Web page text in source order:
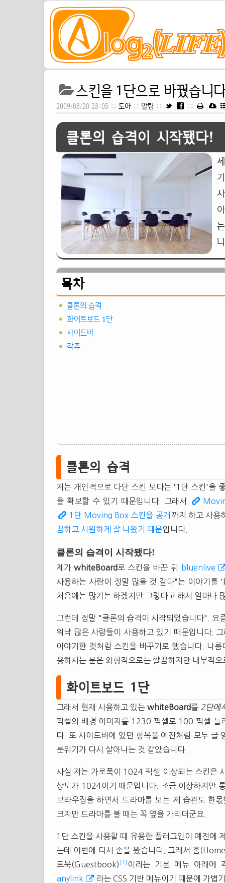
스킨을 1단으로 바꿨습니
2009/03/20 23:05 :: 도아 :: 알림 :: ::
클론의 습격이 시작됐다!
목차
클론의 습격
화이트보드 1단
사이드바
각주
클론의 습격
저는 개인적으로 다단 스킨 보다는 '1단 스킨'을
을 확보할 수 있기 때문입니다. 그래서
1단 Moving Box 스킨을 공개 까지 하고 사용
끔하고 시원하게 잘 나왔기 때문입니다.
클론의 습격이 시작됐다!
제가whiteBoard 로 스킨을 바꾼 뒤
bluenlive
사용하는 사람이 정말 많을 것 같다"는 이야기
처음에는 많기는 하겠지만 그렇다고 해서 얼마나
그런데 정말 "클론의 습격이 시작되었습니다". 요
워낙 많은 사람들이 사용하고 있기 때문입니다.
이야기한 것처럼 스킨을 바꾸기로 했습니다. 나
용하시는 분은 외형적으로는 깔끔하지만 내부적
화이트보드 1단
그래서 현재 사용하고 있는 whiteBoard를 2단에
픽셀의 배경 이미지를 1230 픽셀로 100 픽셀
다. 또 사이드바에 있던 항목을 예전처럼 모두 글
분위기가 다시 살아나는 것 같았습니다.
사실 저는 가로폭이 1024 픽셀 이상되는 스킨은
상도가 1024이기 때문입니다. 조금 이상하지만
브라우징을 하면서 드라마를 보는 제 습관도
크지만 드라마를 볼 때는 꼭 옆을 가리더군요.
1단 스킨을 사용할 때 유용한 플러그인이 예전에
는데 이번에 다시 손을 봤습니다. 그래서 홈
트북(Guestbook)
[1]
이라는 기본 메뉴 아래에
anylink
라는 CSS 기반 메뉴이기 때문에 가볍